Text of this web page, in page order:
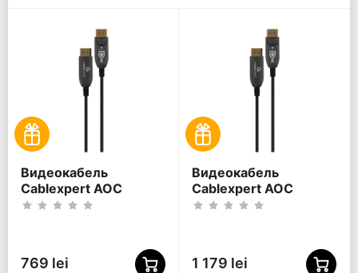
Видеокабель
Cablexpert AOC
Premium Series,
769 lei
Видеокабель
Cablexpert AOC
Premium Series,
1 179 lei